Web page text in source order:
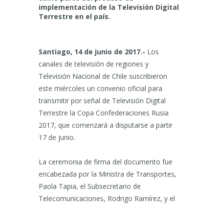
implementación de la Televisión Digital
Terrestre en el país.
Santiago, 14 de junio de 2017.- Los
canales de televisión de regiones y
Televisión Nacional de Chile suscribieron
este miércoles un convenio oficial para
transmitir por señal de Televisión Digital
Terrestre la Copa Confederaciones Rusia
2017, que comenzará a disputarse a partir
17 de junio.
La ceremonia de firma del documento fue
encabezada por la Ministra de Transportes,
Paola Tapia, el Subsecretario de
Telecomunicaciones, Rodrigo Ramírez, y el